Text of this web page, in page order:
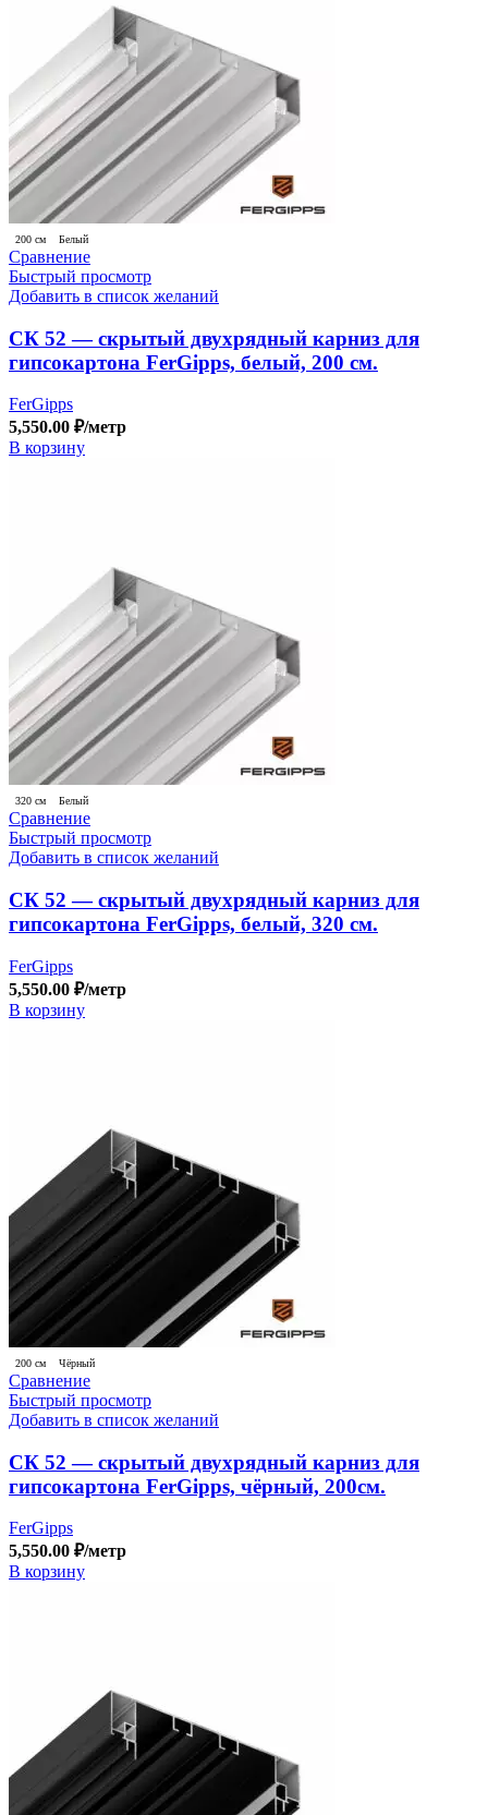
200 см Белый
Сравнение
Быстрый просмотр
Добавить в список желаний
СК 52 — скрытый двухрядный карниз для
гипсокартона FerGipps, белый, 200 см.
FerGipps
5,550.00 ₽/метр
В корзину
320 см Белый
Сравнение
Быстрый просмотр
Добавить в список желаний
СК 52 — скрытый двухрядный карниз для
гипсокартона FerGipps, белый, 320 см.
FerGipps
5,550.00 ₽/метр
В корзину
200 см Чёрный
Сравнение
Быстрый просмотр
Добавить в список желаний
СК 52 — скрытый двухрядный карниз для
гипсокартона FerGipps, чёрный, 200см.
FerGipps
5,550.00 ₽/метр
В корзину